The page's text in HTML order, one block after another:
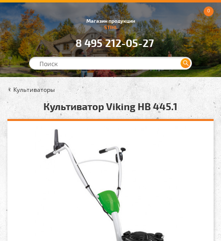
Магазин продукции
STIHL
8 495 212-05-27
0
Культиваторы
Культиватор Viking HB 445.1